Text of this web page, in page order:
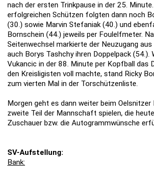
nach der ersten Trinkpause in der 25.
erfolgreichen Schützen folgten dann noch
(30.) sowie Marvin Stefaniak (40.) und
Bornschein (44.) jeweils per Foulelfmeter.
Seitenwechsel markierte der Neuzugang
auch Borys Tashchy ihren Doppelpack (54.).
Vukancic in der 88. Minute per Kopfball das
den Kreisligisten voll machte, stand Ricky
zum vierten Mal in der Torschützenliste.
Morgen geht es dann weiter beim Oelsnitzer
zweite Teil der Mannschaft spielen, die
Zuschauer bzw. die Autogrammwünsche
SV-Aufstellung:
Bank: